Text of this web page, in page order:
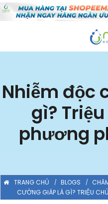
Nhiễm độc
gì?
phương
TRANG CHỦ BLOGS
CƯỜNG GIÁP LÀ GÌ? TRIỆU